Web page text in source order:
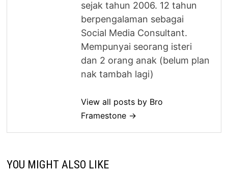
sejak tahun 2006. 12 tahun
berpengalaman sebagai
Social Media Consultant.
Mempunyai seorang isteri
dan 2 orang anak (belum plan
nak tambah lagi)
View all posts by Bro
Framestone →
YOU MIGHT ALSO LIKE